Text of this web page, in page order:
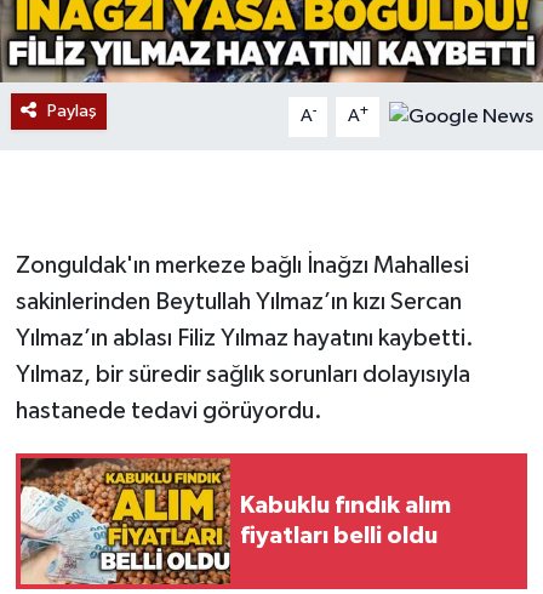
Paylaş A- A+
Zonguldak'ın merkeze bağlı İnağzı Mahallesi
sakinlerinden Beytullah Yılmaz’ın kızı Sercan
Yılmaz’ın ablası Filiz Yılmaz hayatını kaybetti.
Yılmaz, bir süredir sağlık sorunları dolayısıyla
hastanede tedavi görüyordu.
Kabuklu fındık alım
fiyatları belli oldu
DUNYA
Düzce
Genel
GÜNDEM
İş ilanı
Kilimli